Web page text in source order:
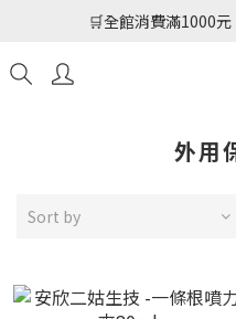
📢加入會員送購物金$150，
🛒全館消費滿1000
📢加入會員送購物金$150
外用
Sort by